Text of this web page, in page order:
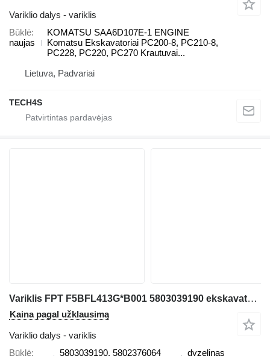
Variklio dalys - variklis
Būklė
naujas
KOMATSU SAA6D107E-1 ENGINE
Komatsu Ekskavatoriai PC200-8, PC210-8,
PC228, PC220, PC270 Krautuvai...
Lietuva, Padvariai
TECH4S
Variklis FPT F5BFL413G*B001 5803039190 ekskavatoriaus Komatsu WB93R-8, WB93S-8, WB97R-8, WB97S-8
Kaina pagal užklausimą
Variklio dalys - variklis
Būklė
5803039190, 5802376064
dyzelinas